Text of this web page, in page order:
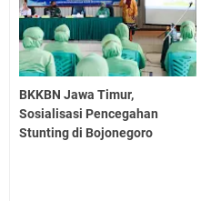
BKKBN Jawa Timur,
Sosialisasi Pencegahan
Stunting di Bojonegoro